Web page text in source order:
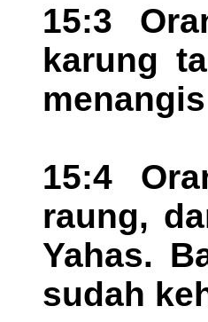
15:3
karung
15:4
raung,
Yahas.
sudah